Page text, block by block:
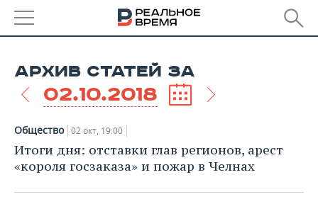
УДМУРТИЯ
НОВОСТИ
НОВОСТИ АНАЛИТИКИ
ЭКОНОМИКА
АРХИВ СТАТЕЙ ЗА
02.10.2018
Общество 02 окт, 19:00
Итоги дня: отставки глав регионов, арест
«короля госзаказа» и пожар в Челнах